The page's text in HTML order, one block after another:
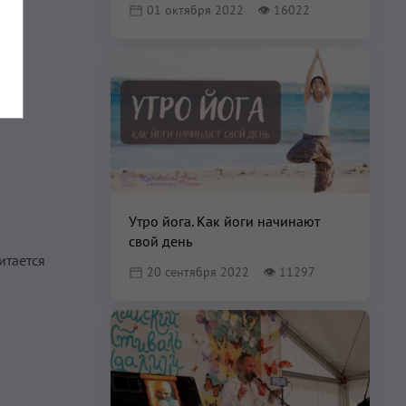
01 октября 2022 👁 16022
Утро йога. Как йоги начинают
свой день
20 сентября 2022 👁 11297